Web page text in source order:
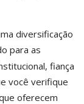
diversificação
para as
fiança
você verifique
oferecem